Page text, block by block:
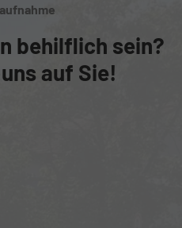
behilflich sein?
uns auf Sie!